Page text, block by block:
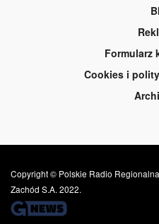
Formularz
Cookies i
Copyright © Polskie Radio
Zachód S.A. 2022.